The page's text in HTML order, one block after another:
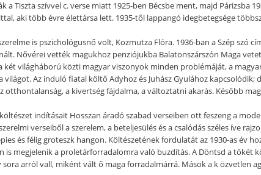
a Tiszta szívvel c. verse miatt 1925-ben Bécsbe ment, majd Párizsba
aki több évre élettársa lett. 1935-től lappangó idegbetegsége
is pszichológusnő volt, Kozmutza Flóra. 1936-ban a Szép szó
Nővérei vették magukhoz penziójukba Balatonszárszón Maga
két világháború közti magyar viszonyok minden problémáját, a
Az induló fiatal költő Adyhoz és Juhász Gyulához
a kivertség fájdalma, a változtatni akarás. Később
indításait Hosszan áradó szabad verseiben ott feszeng a
verseiből a szerelem, a beteljesülés és a csalódás széles íve
és félig groteszk hangon. Költészetének fordulatát az 1930-as év
is megjelenik a proletárforradalomra való buzdítás. A Döntsd a
arról vall, miként vált ő maga forradalmárrá. Mások a k özvetlen